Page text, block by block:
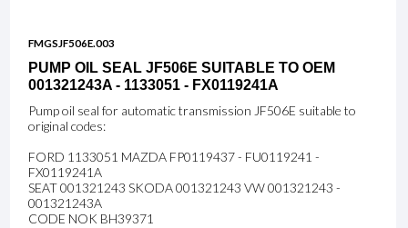
FMGSJF506E.003
PUMP OIL SEAL JF506E SUITABLE TO OEM
001321243A - 1133051 - FX0119241A
Pump oil seal for automatic transmission JF506E suitable to
original codes:
FORD 1133051 MAZDA FP0119437 - FU0119241 -
FX0119241A
SEAT 001321243 SKODA 001321243 VW 001321243 -
001321243A
CODE NOK BH39371